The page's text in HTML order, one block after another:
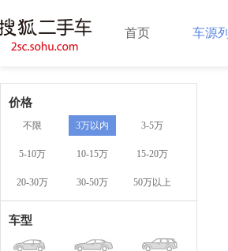
首页 车源
价格
不限 3万以内 3-5万
5-10万 10-15万 15-20万
20-30万 30-50万 50万以上
车型